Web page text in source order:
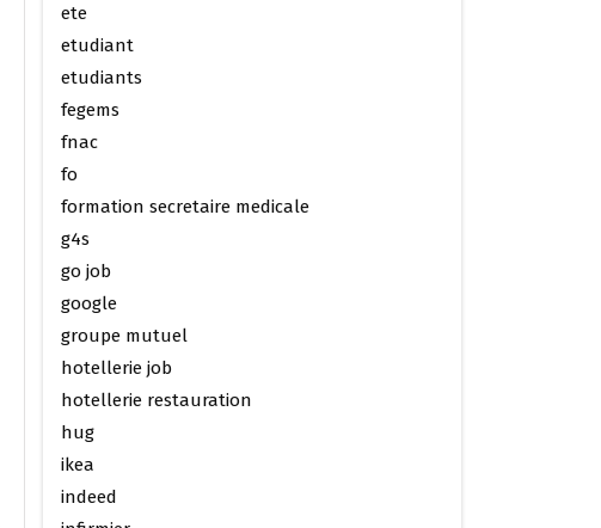
ete
etudiant
etudiants
fegems
fnac
fo
formation secretaire medicale
g4s
go job
google
groupe mutuel
hotellerie job
hotellerie restauration
hug
ikea
indeed